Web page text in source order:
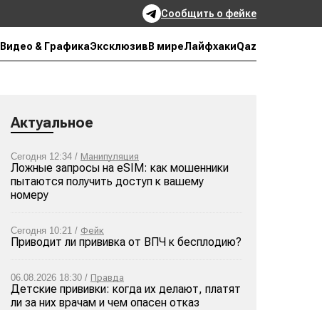
Сообщить о фейке
Видео & ГрафикаЭксклюзив В миреЛайфхакиQaz
Актуальное
Сегодня 12:34 / Манипуляция
Ложные запросы на eSIM: как мошенники
пытаются получить доступ к вашему
номеру
Сегодня 10:21 / Фейк
Приводит ли прививка от ВПЧ к бесплодию?
06.08.2026 18:30 / Правда
Детские прививки: когда их делают, платят
ли за них врачам и чем опасен отказ